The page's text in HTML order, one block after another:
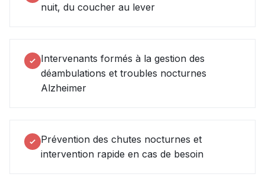
nuit, du coucher au lever
Intervenants formés à la gestion des
déambulations et troubles nocturnes
Alzheimer
Prévention des chutes nocturnes et
intervention rapide en cas de besoin